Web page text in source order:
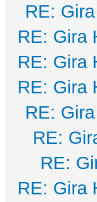
RE:
RE: Gira
RE: Gira
RE: Gira
RE:
RE:
RE:
RE: Gira